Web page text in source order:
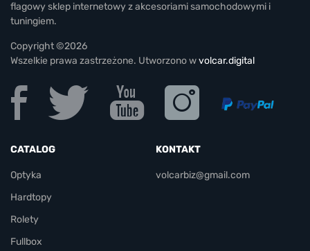
flagowy sklep internetowy z akcesoriami samochodowymi i
tuningiem.
Copyright ©2026
Wszelkie prawa zastrzeżone. Utworzono wvolcar.digital
CATALOG
Optyka
Hardtopy
Rolety
Fullbox
KONTAKT
volcarbiz@gmail.com